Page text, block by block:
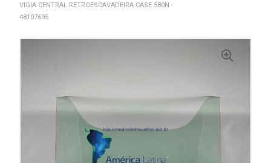
VIGIA CENTRAL RETROESCAVADEIRA CASE 580N -
48107695